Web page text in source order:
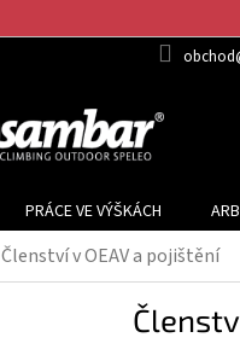
PRÁCE VE VÝŠKÁCH
Členství v OEAV a pojištění